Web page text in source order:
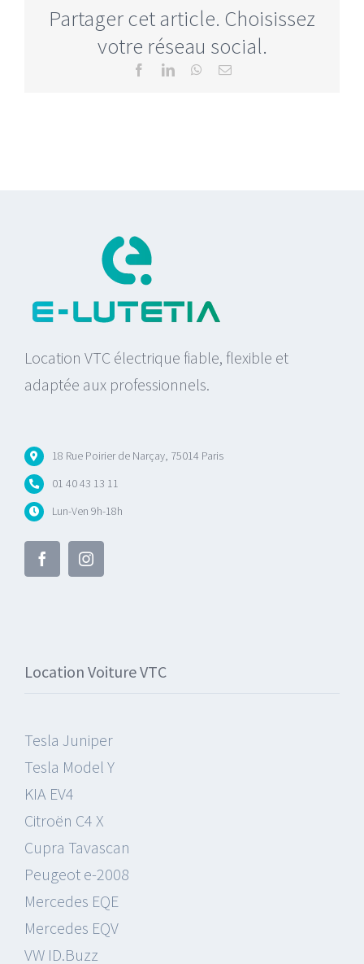
Partager cet article. Choisissez
votre réseau social.
FacebookLinkedInWhatsApp
Email
Location VTC électrique fiable, flexible et
adaptée aux professionnels.
18 Rue Poirier de Narçay, 75014 Paris
01 40 43 13 11
Lun-Ven 9h-18h
Location Voiture VTC
Tesla Juniper
Tesla Model Y
KIA EV4
Citroën C4 X
Cupra Tavascan
Peugeot e-2008
Mercedes EQE
Mercedes EQV
VW ID.Buzz